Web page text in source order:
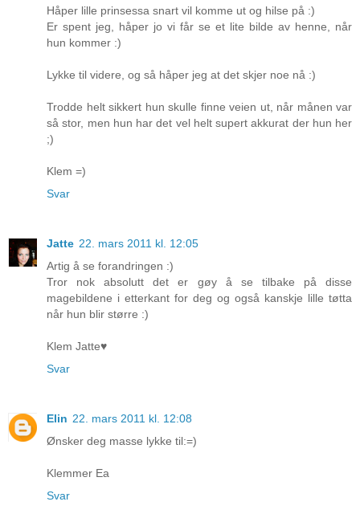
Håper lille prinsessa snart vil komme ut og hilse på :)
Er spent jeg, håper jo vi får se et lite bilde av henne, når
hun kommer :)
Lykke til videre, og så håper jeg at det skjer noe nå :)
Trodde helt sikkert hun skulle finne veien ut, når månen var
så stor, men hun har det vel helt supert akkurat der hun her
;)
Klem =)
Svar
Jatte 22. mars 2011 kl. 12:05
Artig å se forandringen :)
Tror nok absolutt det er gøy å se tilbake på disse
magebildene i etterkant for deg og også kanskje lille tøtta
når hun blir større :)
Klem Jatte♥
Svar
Elin 22. mars 2011 kl. 12:08
Ønsker deg masse lykke til:=)
Klemmer Ea
Svar